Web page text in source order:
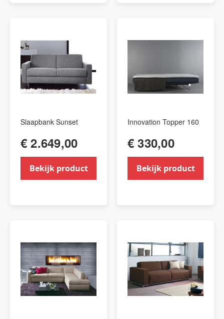
Slaapbank Sunset
€ 2.649,00
Bekijk product
Innovation Topper 160
€ 330,00
Bekijk product